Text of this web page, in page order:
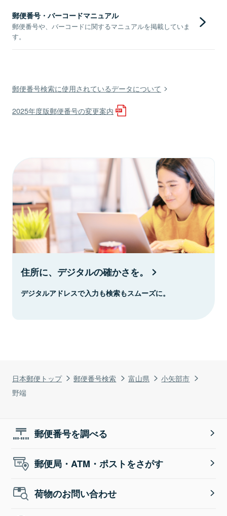
日本郵便トップ 郵便番号検索 富山県
小矢部市
野端
郵便番号・バーコードマニュアル
郵便番号や、バーコードに関するマニュアルを掲載していま
す。
郵便番号検索に使用されているデータについて
2025年度版郵便番号の変更案内
住所に、デジタルの確かさを。
デジタルアドレスで入力も検索もスムーズに。
郵便番号を調べる
郵便局・ATM・ポストをさがす
荷物のお問い合わせ